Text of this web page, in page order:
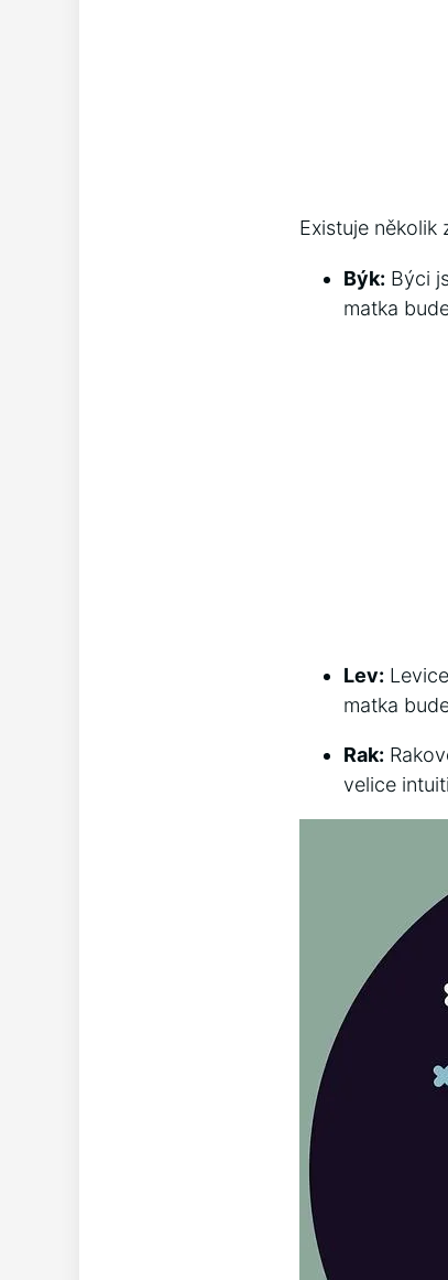
Existuje
Býk: Býci
matka
Lev:
matka
Rak:
velice